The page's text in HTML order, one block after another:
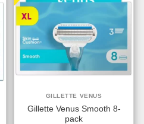
GILLETTE VENUS
Gillette Venus Smooth 8-
pack